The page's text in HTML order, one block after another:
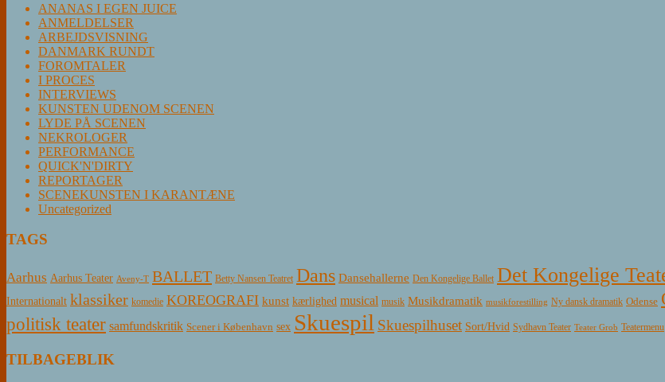
ANANAS I EGEN JUICE
ANMELDELSER
ARBEJDSVISNING
DANMARK RUNDT
FOROMTALER
I PROCES
INTERVIEWS
KUNSTEN UDENOM SCENEN
LYDE PÅ SCENEN
NEKROLOGER
PERFORMANCE
QUICK'N'DIRTY
REPORTAGER
SCENEKUNSTEN I KARANTÆNE
Uncategorized
TAGS
Aarhus Aarhus Teater Aveny-T BALLET Betty Nansen Teatret Dans Dansehallerne Den Kongelige Ballet Det Kongelige
Internationalt klassiker komedie KOREOGRAFI kunst kærlighed musical musik Musikdramatik musikforestilling Ny dansk dramatik Odense
politisk teater samfundskritik Scener i København sex Skuespil Skuespilhuset Sort/Hvid Sydhavn Teater Teater Grob Teatermenu
TILBAGEBLIK